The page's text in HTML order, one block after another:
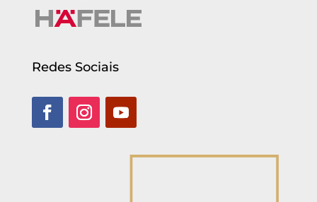
Redes Sociais